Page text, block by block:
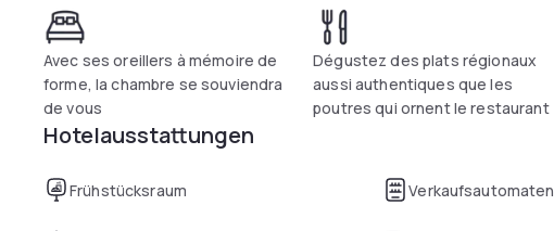
Avec ses oreillers à mémoire de
forme, la chambre se souviendra
de vous
Dégustez des plats régionaux
aussi authentiques que les
poutres qui ornent le restaurant
Hotelausstattungen
Frühstücksraum Verkaufsautomaten